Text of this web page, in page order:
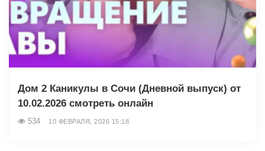
Дом 2 Каникулы в Сочи (Дневной выпуск) от
10.02.2026 смотреть онлайн
534 10 ФЕВРАЛЯ, 2026 15:18